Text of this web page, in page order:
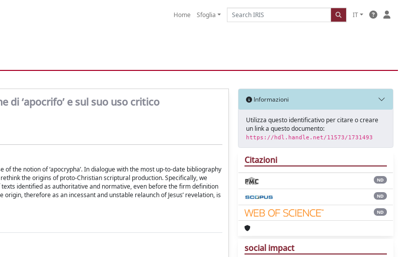
Home Sfoglia IT
‘apocrifo’ e sul suo uso critico
the notion of ‘apocrypha’. In dialogue with the most up-to-date bibliography
the origins of proto-Christian scriptural production. Specifically, we
identified as authoritative and normative, even before the firm definition
therefore as an incessant and unstable relaunch of Jesus’ revelation, is
Informazioni
Utilizza questo identificativo per citare o creare
un link a questo documento:
https://hdl.handle.net/11573/1731493
Citazioni
ND
ND
ND
social impact